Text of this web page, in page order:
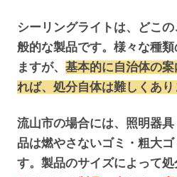
シーリングライトは、どこ
般的な製品です。様々な種
ますが、 基本的に自治体の
れば、処分自体は難しくあり
流山市の場合には、照明器
品は燃やさないゴミ・粗大
す。製品のサイズによって処